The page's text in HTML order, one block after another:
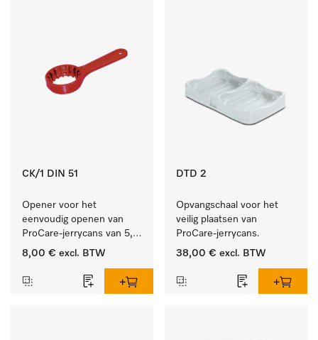
CK/1 DIN 51
Opener voor het
eenvoudig openen van
ProCare-jerrycans van 5,
10 en 20 l.
8,00 € excl. BTW
DTD 2
Opvangschaal voor het
veilig plaatsen van
ProCare-jerrycans.
38,00 € excl. BTW